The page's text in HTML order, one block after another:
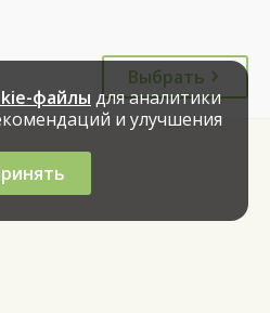
Выбрать
файлы для аналитики
и улучшения